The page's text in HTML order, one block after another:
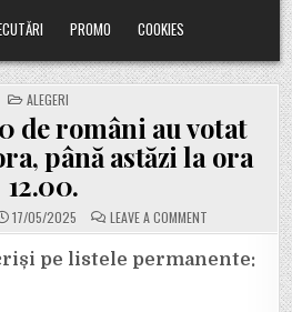
PROMO COOKIES
POSTED
IN
ALEGERI
de români au votat
până astăzi la ora
12.00.
17/05/2025 LEAVE A COMMENTON
PESTE
DE
ROMÂNI
pe listele permanente: